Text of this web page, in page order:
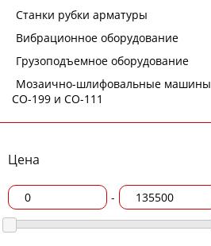
Станки рубки арматуры
Вибрационное оборудование
Грузоподъемное оборудование
Мозаично-шлифовальные машины
СО-199 и СО-111
Цена
-